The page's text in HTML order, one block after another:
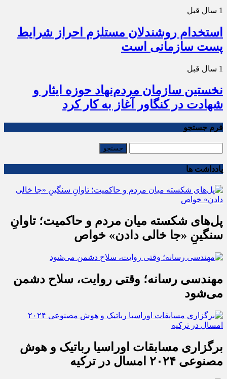
1 سال قبل
استخدام روشندلان مستلزم احراز شرایط
پست سازمانی‌ است
1 سال قبل
نخستین سازمان مردم‌نهاد حوزه ایثار و
شهادت در کنگاور آغاز به کار کرد
فرم جستجو
یادداشت ها
پل‌های شکسته میان مردم و حاکمیت؛ تاوانِ
سنگینِ «جا خالی دادن» خواص
مهندسی رسانه؛ وقتی روایت، سلاح دشمن
می‌شود
برگزاری مسابقات اوراسیا رباتیک و هوش
مصنوعی ۲۰۲۴ امسال در ترکیه